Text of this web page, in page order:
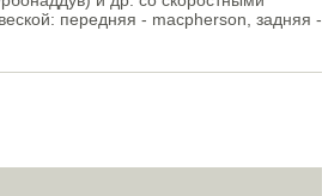
передняя - macpherson, задняя -